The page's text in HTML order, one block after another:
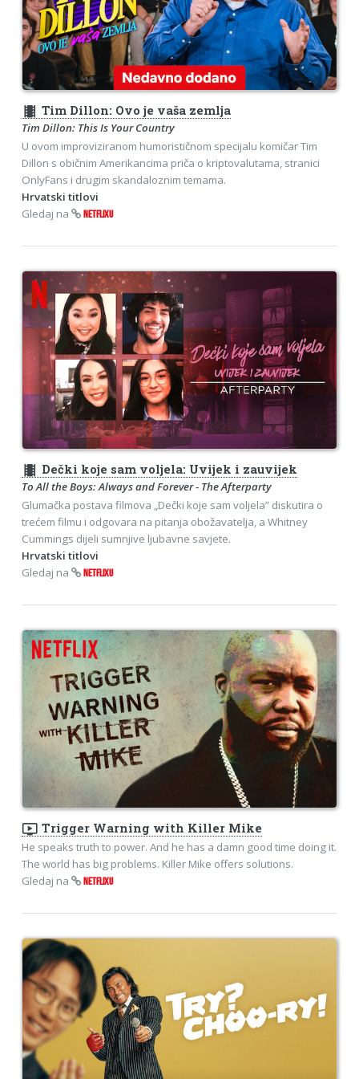
theaters Tim Dillon: Ovo je vaša zemlja
Tim Dillon: This Is Your Country
U ovom improviziranom humorističnom specijalu komičar Tim
Dillon s običnim Amerikancima priča o kriptovalutama, stranici
OnlyFans i drugim skandaloznim temama.
Hrvatski titlovi
Gledaj na
NETFLIXU
theaters Dečki koje sam voljela: Uvijek i zauvijek
To All the Boys: Always and Forever - The Afterparty
Glumačka postava filmova „Dečki koje sam voljela” diskutira o
trećem filmu i odgovara na pitanja obožavatelja, a Whitney
Cummings dijeli sumnjive ljubavne savjete.
Hrvatski titlovi
Gledaj na
NETFLIXU
ondemand_video Trigger Warning with Killer Mike
He speaks truth to power. And he has a damn good time doing it.
The world has big problems. Killer Mike offers solutions.
Gledaj na
NETFLIXU